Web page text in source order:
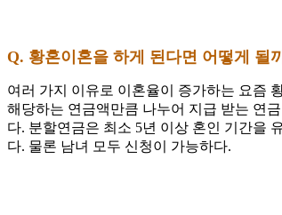
Q. 황혼이혼을 하게 된다면 어떻게 될
여러 가지 이유로 이혼율이 증가하는 요즘
해당하는 연금액만큼 나누어 지급 받는 연
다. 분할연금은 최소 5년 이상 혼인 기간을
다. 물론 남녀 모두 신청이 가능하다.